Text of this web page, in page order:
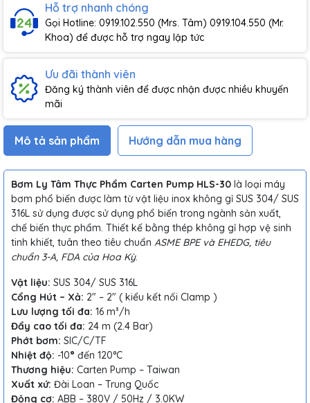
Hỗ trợ nhanh chóng
Gọi Hotline: 0919.102.550 (Mrs. Tâm) 0919.104.550 (Mr.
Khoa) để được hỗ trợ ngay lập tức
Ưu đãi thành viên
Đăng ký thành viên để được nhận được nhiều khuyến
mãi
Mô tả sản phẩm Hướng dẫn mua hàng
Bơm Ly Tâm Thực Phẩm Carten Pump HLS-30 là loại máy
bơm phổ biến được làm từ vật liệu inox không gỉ SUS 304/ SUS
316L sử dụng được sử dụng phổ biến trong ngành sản xuất,
chế biến thực phẩm. Thiết kế bằng thép không gỉ hợp vệ sinh
tinh khiết, tuân theo tiêu chuẩn ASME BPE và EHEDG, tiêu
chuẩn 3-A, FDA của Hoa Kỳ.
Vật liệu: SUS 304/ SUS 316L
Cổng Hút – Xả: 2″ – 2″ ( kiểu kết nối Clamp )
Lưu lượng tối đa: 16 m³/h
Đẩy cao tối đa: 24 m (2.4 Bar)
Phớt bơm: SIC/C/TF
Nhiệt độ: -10° đến 120°C
Thương hiệu: Carten Pump – Taiwan
Xuất xứ: Đài Loan – Trung Quốc
Động cơ: ABB – 380V / 50Hz / 3.0KW